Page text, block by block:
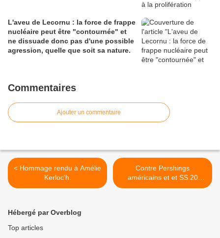
L'aveu de Lecornu : la force de frappe
nucléaire peut être "contournée" et
ne dissuade donc pas d'une possible
agression, quelle que soit sa nature.
Commentaires
Ajouter un commentaire
< Hommage rendu à Amélie
Kerloc'h.
Contre Pershings
américains et et SS.20
soviétiques. Des femmes
Hébergé par Overblog
Top articles